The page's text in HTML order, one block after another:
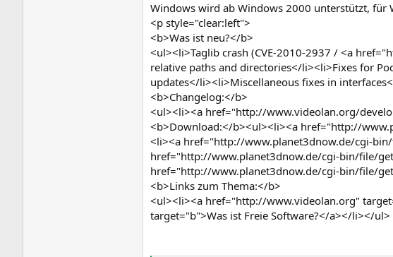
Windows wird ab Windows 2000 unterstützt, für
<p style="clear:left">
<b>Was ist neu?</b>
<ul><li>Taglib crash (CVE-2010-2937 / <a
relative paths and directories</li><li>Fixes for
updates</li><li>Miscellaneous fixes in
<b>Changelog:</b>
<ul><li><a href="http://www.videolan.org/
<b>Download:</b><ul><li><a href="http://
<li><a href="http://www.planet3dnow.de/cgi-
href="http://www.planet3dnow.de/cgi-bin/file/
href="http://www.planet3dnow.de/cgi-bin/file/
<b>Links zum Thema:</b>
<ul><li><a href="http://www.videolan.org"
target="b">Was ist Freie Software?</a></li></ul>